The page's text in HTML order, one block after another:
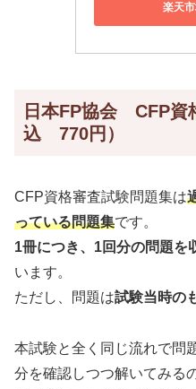
楽天
日本FP協会 CFP資
込 770円）
CFP資格審査試験問題集は
っている問題集です。
1冊につき、1回分の問題を
います。
ただし、問題は試験当時の
本試験と全く同じ流れで問
分を確認しつつ解いてみる